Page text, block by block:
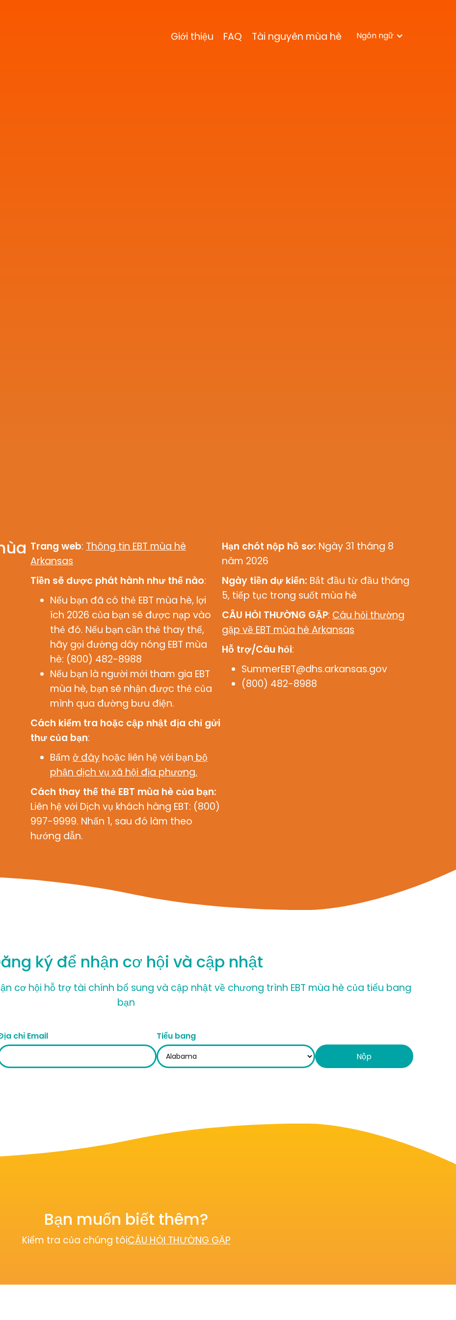
Giới thiệu FAQ Tài nguyên mùa hè Ngôn ngữ
Trang web: Thông tin EBT mùa hè
Arkansas
Tiền sẽ được phát hành như thế nào:
Nếu bạn đã có thẻ EBT mùa hè, lợi
ích 2026 của bạn sẽ được nạp vào
thẻ đó. Nếu bạn cần thẻ thay thế,
hãy gọi đường dây nóng EBT mùa
hè: (800) 482-8988
Nếu bạn là người mới tham gia EBT
mùa hè, bạn sẽ nhận được thẻ của
mình qua đường bưu điện.
Cách kiểm tra hoặc cập nhật địa chỉ gửi
thư của bạn:
Bấmở đây hoặc liên hệ với bạn bộ
phận dịch vụ xã hội địa phương.
Cách thay thế thẻ EBT mùa hè của bạn:
Liên hệ với Dịch vụ khách hàng EBT: (800)
997-9999. Nhấn 1, sau đó làm theo
hướng dẫn.
Hạn chót nộp hồ sơ: Ngày 31 tháng 8
năm 2026
Ngày tiền dự kiến: Bắt đầu từ đầu tháng
5, tiếp tục trong suốt mùa hè
CÂU HỎI THƯỜNG GẶP: Câu hỏi thường
gặp về EBT mùa hè Arkansas
Hỗ trợ/Câu hỏi:
SummerEBT@dhs.arkansas.gov
(800) 482-8988
ký để nhận cơ hội và cập nhật
cơ hội hỗ trợ tài chính bổ sung và cập nhật về chương trình EBT mùa hè của tiểu bang
bạn
chỉ Email Tiểu bang
Bạn muốn biết thêm?
Kiểm tra của chúng tôiCÂU HỎI THƯỜNG GẶP